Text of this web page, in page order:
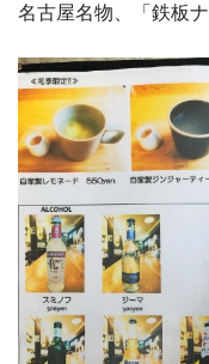
名古屋名物、「鉄板